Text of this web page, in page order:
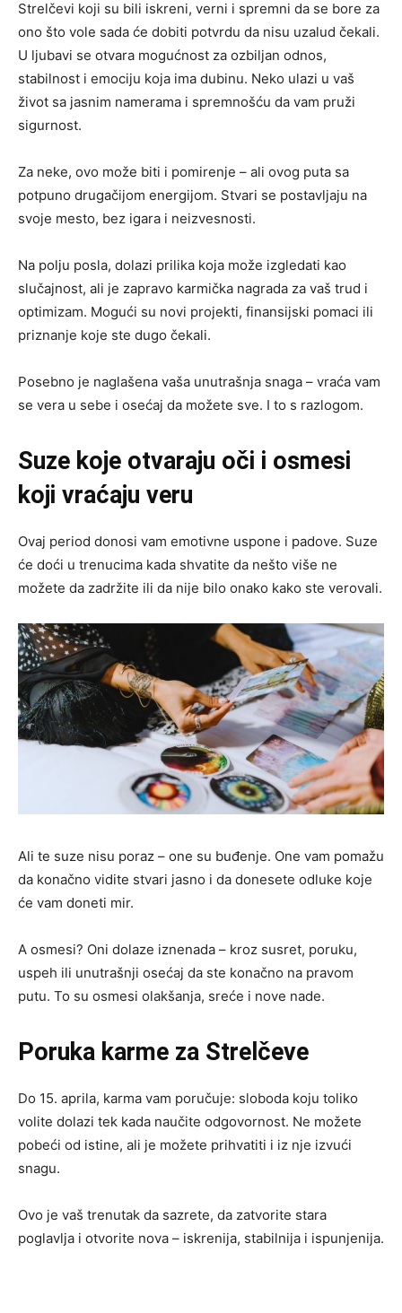
Strelčevi koji su bili iskreni, verni i spremni da se bore za
ono što vole sada će dobiti potvrdu da nisu uzalud čekali.
U ljubavi se otvara mogućnost za ozbiljan odnos,
stabilnost i emociju koja ima dubinu. Neko ulazi u vaš
život sa jasnim namerama i spremnošću da vam pruži
sigurnost.
Za neke, ovo može biti i pomirenje – ali ovog puta sa
potpuno drugačijom energijom. Stvari se postavljaju na
svoje mesto, bez igara i neizvesnosti.
Na polju posla, dolazi prilika koja može izgledati kao
slučajnost, ali je zapravo karmička nagrada za vaš trud i
optimizam. Mogući su novi projekti, finansijski pomaci ili
priznanje koje ste dugo čekali.
Posebno je naglašena vaša unutrašnja snaga – vraća vam
se vera u sebe i osećaj da možete sve. I to s razlogom.
Suze koje otvaraju oči i osmesi
koji vraćaju veru
Ovaj period donosi vam emotivne uspone i padove. Suze
će doći u trenucima kada shvatite da nešto više ne
možete da zadržite ili da nije bilo onako kako ste verovali.
Ali te suze nisu poraz – one su buđenje. One vam pomažu
da konačno vidite stvari jasno i da donesete odluke koje
će vam doneti mir.
A osmesi? Oni dolaze iznenada – kroz susret, poruku,
uspeh ili unutrašnji osećaj da ste konačno na pravom
putu. To su osmesi olakšanja, sreće i nove nade.
Poruka karme za Strelčeve
Do 15. aprila, karma vam poručuje: sloboda koju toliko
volite dolazi tek kada naučite odgovornost. Ne možete
pobeći od istine, ali je možete prihvatiti i iz nje izvući
snagu.
Ovo je vaš trenutak da sazrete, da zatvorite stara
poglavlja i otvorite nova – iskrenija, stabilnija i ispunjenija.